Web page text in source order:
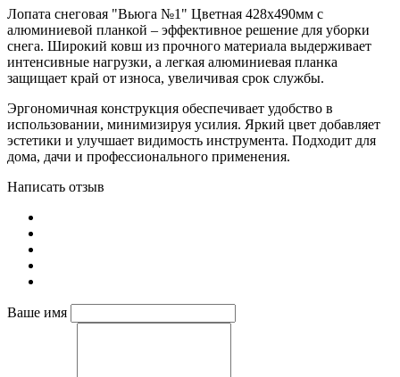
Лопата снеговая "Вьюга №1" Цветная 428х490мм с
алюминиевой планкой – эффективное решение для уборки
снега. Широкий ковш из прочного материала выдерживает
интенсивные нагрузки, а легкая алюминиевая планка
защищает край от износа, увеличивая срок службы.
Эргономичная конструкция обеспечивает удобство в
использовании, минимизируя усилия. Яркий цвет добавляет
эстетики и улучшает видимость инструмента. Подходит для
дома, дачи и профессионального применения.
Написать отзыв
Ваше имя